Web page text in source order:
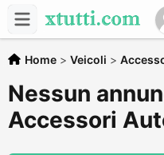
Home > Veicoli >
Nessun
Accessori